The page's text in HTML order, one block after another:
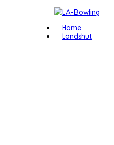
Home
Landshut